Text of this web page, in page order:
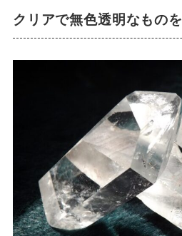
クリアで無色透明なものを